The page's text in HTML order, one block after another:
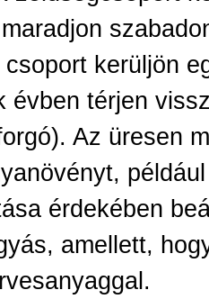
kerüljön
évben térjen
Az üresen
érdekében
amellett,